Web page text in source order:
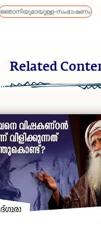
ജ്ഞാനിയുമായുള്ള-സംഭാഷണം
Related